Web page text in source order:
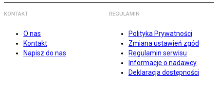
KONTAKT
O nas
Kontakt
Napisz do nas
REGULAMIN
Polityka Prywatności
Zmiana ustawień zgód
Regulamin serwisu
Informacje o nadawcy
Deklaracja dostępności